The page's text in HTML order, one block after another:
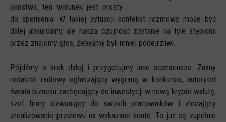
państwa, ten warunek jest prosty
do spełnienia. W takiej sytuacji kontekst rozmowy może być
dalej absurdalny, ale nasza czujność zostanie na tyle stępiona
przez znajomy głos, żebyśmy byli mniej podejrzliwi.
Pójdźmy o krok dalej i przygotujmy inne scenariusze. Znany
redaktor radiowy ogłaszający wygraną w konkursie; autorytet
świata biznesu zachęcający do inwestycji w nową krypto walutę;
szef firmy dzwoniący do swoich pracowników i zlecający
zrealizowanie przelewu na wskazane konto. To już są zupełnie